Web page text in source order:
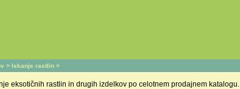
> Iskanje rastlin >
eksotičnih rastlin in drugih izdelkov po celotnem prodajnem katalogu.